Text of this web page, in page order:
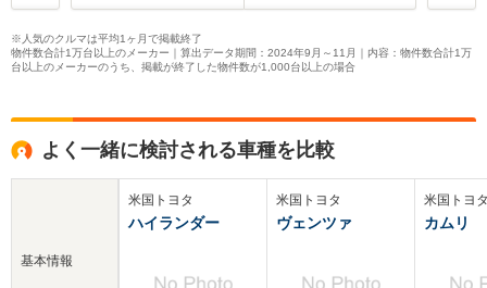
※人気のクルマは平均1ヶ月で掲載終了
物件数合計1万台以上のメーカー｜算出データ期間：2024年9月～11月｜内容：物件数合計1万
台以上のメーカーのうち、掲載が終了した物件数が1,000台以上の場合
よく一緒に検討される車種を比較
基本情報
米国トヨタ
ハイランダー
米国トヨタ
ヴェンツァ
米国トヨ
カムリ